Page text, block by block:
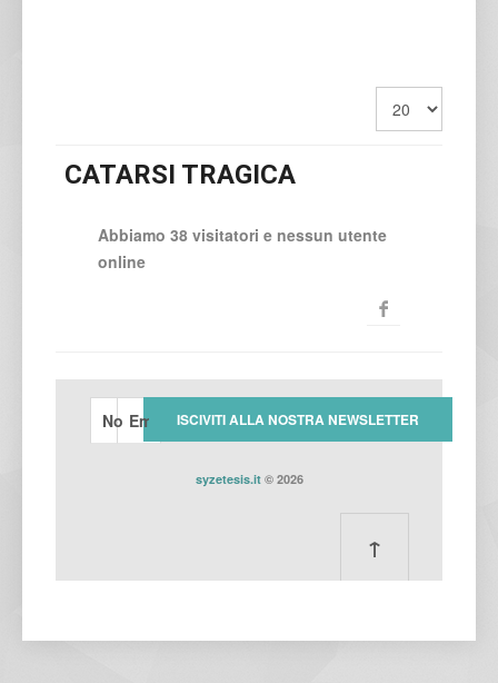
CATARSI TRAGICA
Abbiamo 38 visitatori e nessun utente
online
syzetesis.it© 2026
↑